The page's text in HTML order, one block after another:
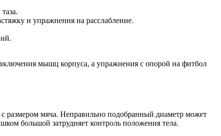
и упражнения на расслабление.
включения мышц корпуса, а упражнения с опорой на фитбол
размером мяча. Неправильно подобранный диаметр может
большой затрудняет контроль положения тела.